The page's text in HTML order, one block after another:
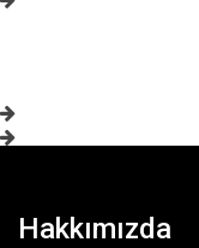
Hakkımızda